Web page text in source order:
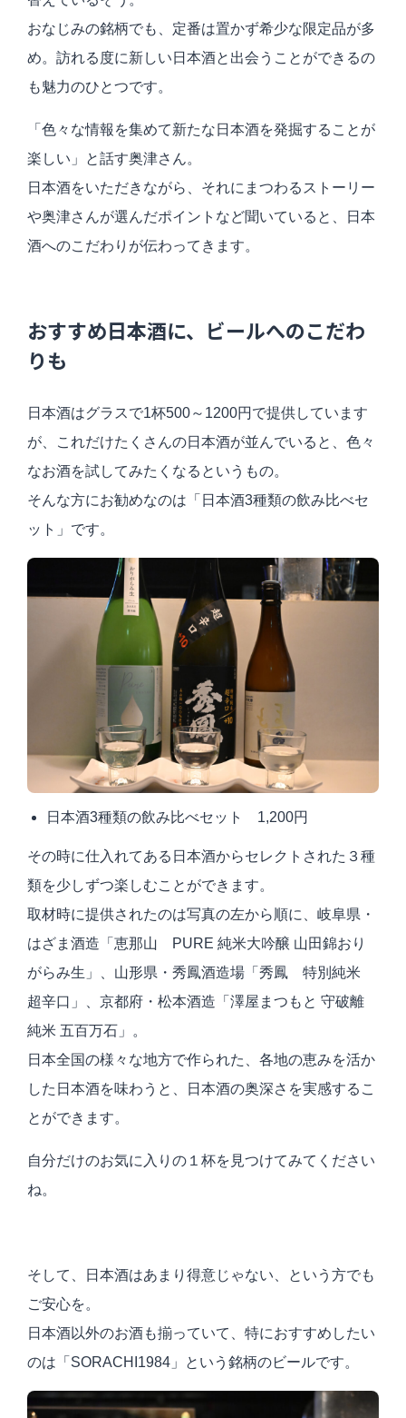
おなじみの銘柄でも、定番は置かず希少な限定品が多
め。訪れる度に新しい日本酒と出会うことができるの
も魅力のひとつです。
「色々な情報を集めて新たな日本酒を発掘することが
楽しい」と話す奥津さん。
日本酒をいただきながら、それにまつわるストーリー
や奥津さんが選んだポイントなど聞いていると、日本
酒へのこだわりが伝わってきます。
おすすめ日本酒に、ビールへのこだわ
りも
日本酒はグラスで1杯500～1200円で提供しています
が、これだけたくさんの日本酒が並んでいると、色々
なお酒を試してみたくなるというもの。
そんな方にお勧めなのは「日本酒3種類の飲み比べセ
ット」です。
日本酒3種類の飲み比べセット 1,200円
その時に仕入れてある日本酒からセレクトされた３種
類を少しずつ楽しむことができます。
取材時に提供されたのは写真の左から順に、岐阜県・
はざま酒造「恵那山 PURE 純米大吟醸 山田錦おり
がらみ生」、山形県・秀鳳酒造場「秀鳳 特別純米
超辛口」、京都府・松本酒造「澤屋まつもと 守破離
純米 五百万石」。
日本全国の様々な地方で作られた、各地の恵みを活か
した日本酒を味わうと、日本酒の奥深さを実感するこ
とができます。
自分だけのお気に入りの１杯を見つけてみてください
ね。
そして、日本酒はあまり得意じゃない、という方でも
ご安心を。
日本酒以外のお酒も揃っていて、特におすすめしたい
のは「SORACHI1984」という銘柄のビールです。